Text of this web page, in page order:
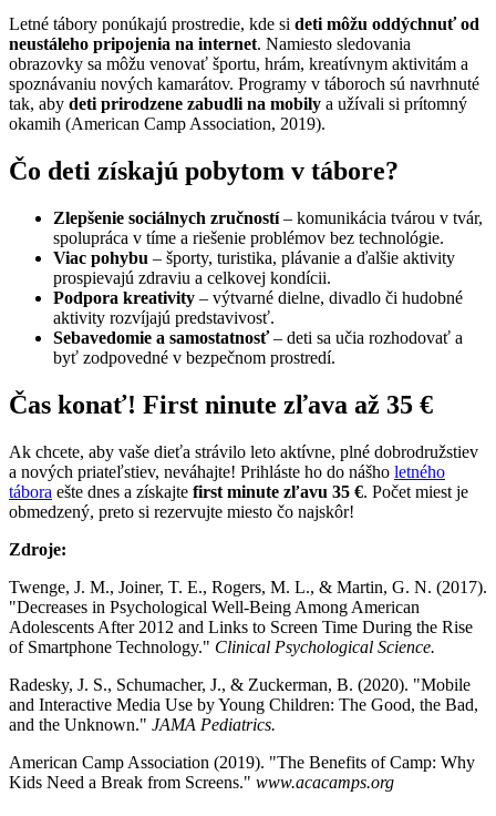
Letné tábory ponúkajú prostredie, kde si deti môžu oddýchnuť od
neustáleho pripojenia na internet. Namiesto sledovania
obrazovky sa môžu venovať športu, hrám, kreatívnym aktivitám a
spoznávaniu nových kamarátov. Programy v táboroch sú navrhnuté
tak, aby deti prirodzene zabudli na mobily a užívali si prítomný
okamih (American Camp Association, 2019).
Čo deti získajú pobytom v tábore?
Zlepšenie sociálnych zručností– komunikácia tvárou v tvár,
spolupráca v tíme a riešenie problémov bez technológie.
Viac pohybu – športy, turistika, plávanie a ďalšie aktivity
prospievajú zdraviu a celkovej kondícii.
Podpora kreativity – výtvarné dielne, divadlo či hudobné
aktivity rozvíjajú predstavivosť.
Sebavedomie a samostatnosť– deti sa učia rozhodovať a
byť zodpovedné v bezpečnom prostredí.
Čas konať! First ninute zľava až 35 €
Ak chcete, aby vaše dieťa strávilo leto aktívne, plné dobrodružstiev
a nových priateľstiev, neváhajte! Prihláste ho do nášho letného
tábora ešte dnes a získajte first minute zľavu 35 €. Počet miest je
obmedzený, preto si rezervujte miesto čo najskôr!
Zdroje:
Twenge, J. M., Joiner, T. E., Rogers, M. L., & Martin, G. N. (2017).
"Decreases in Psychological Well-Being Among American
Adolescents After 2012 and Links to Screen Time During the Rise
of Smartphone Technology." Clinical Psychological Science.
Radesky, J. S., Schumacher, J., & Zuckerman, B. (2020). "Mobile
and Interactive Media Use by Young Children: The Good, the Bad,
and the Unknown." JAMA Pediatrics.
American Camp Association (2019). "The Benefits of Camp: Why
Kids Need a Break from Screens." www.acacamps.org